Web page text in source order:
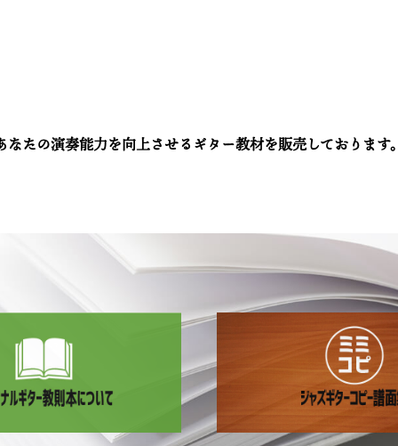
なたの演奏能力を向上させるギター教材を販売しております